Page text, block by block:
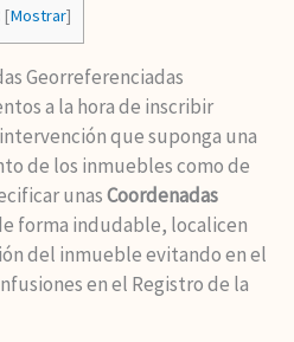
[Mostrar]
Georreferenciadas
a la hora de inscribir
que suponga una
de los inmuebles como de
unasCoordenadas
forma indudable, localicen
del inmueble evitando en el
en el Registro de la